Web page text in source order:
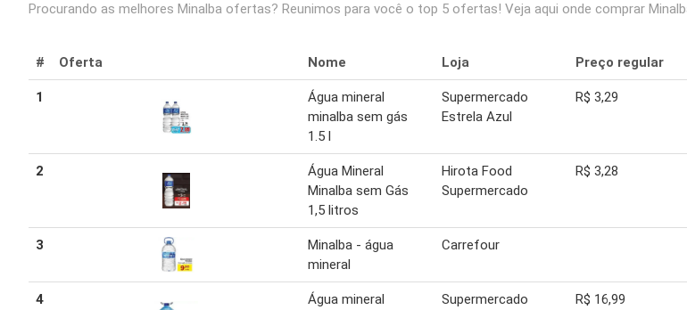
Procurando as melhores Minalba ofertas? Reunimos para você o top 5 ofertas! Veja aqui onde comprar
# Oferta Nome Loja Preço regular
1
Água mineral
minalba sem gás
1.5 l
Supermercado
Estrela Azul
R$ 3,29
2
Água Mineral
Minalba sem Gás
1,5 litros
Hirota Food
Supermercado
R$ 3,28
3
Minalba - água
mineral
Carrefour
4
Água mineral
Supermercado
R$ 16,99